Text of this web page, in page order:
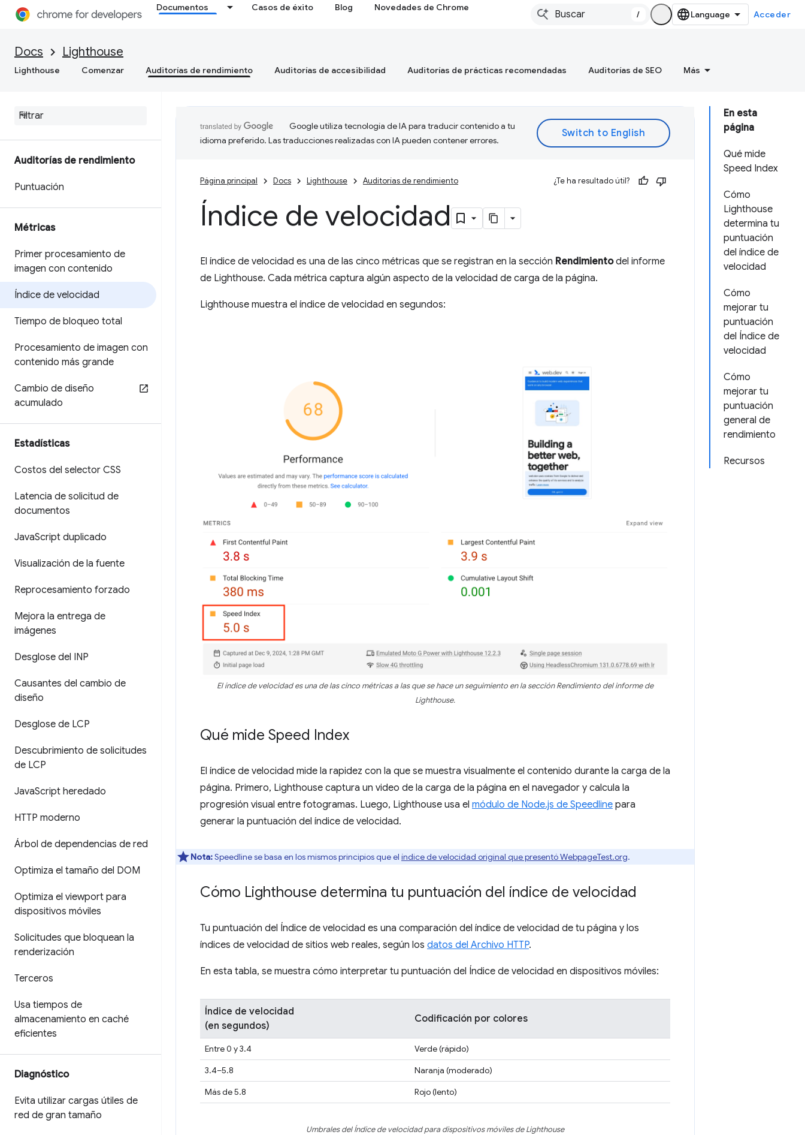
Documentos Casos de éxito Blog Novedades de Chrome
/ Acceder
Docs Lighthouse
Lighthouse Comenzar Auditorías de rendimiento Auditorías de accesibilidad Auditorías de prácticas recomendadas Auditorías de SEO Más
Auditorías de rendimiento
Puntuación
Métricas
Primer procesamiento de
imagen con contenido
Índice de velocidad
Tiempo de bloqueo total
Procesamiento de imagen con
contenido más grande
Cambio de diseño
acumulado
Estadísticas
Costos del selector CSS
Latencia de solicitud de
documentos
JavaScript duplicado
Visualización de la fuente
Reprocesamiento forzado
Mejora la entrega de
imágenes
Desglose del INP
Causantes del cambio de
diseño
Desglose de LCP
Descubrimiento de solicitudes
de LCP
JavaScript heredado
HTTP moderno
Árbol de dependencias de red
Optimiza el tamaño del DOM
Optimiza el viewport para
dispositivos móviles
Solicitudes que bloquean la
renderización
Terceros
Usa tiempos de
almacenamiento en caché
eficientes
Diagnóstico
Evita utilizar cargas útiles de
red de gran tamaño
En esta
página
Qué mide
Speed Index
Cómo
Lighthouse
determina tu
puntuación
del índice de
velocidad
Cómo
mejorar tu
puntuación
del Índice de
velocidad
Cómo
mejorar tu
puntuación
general de
rendimiento
Recursos
Google utiliza tecnología de IA para traducir contenido a tu
idioma preferido. Las traducciones realizadas con IA pueden contener errores.
Página principal Docs Lighthouse Auditorías de rendimiento ¿Te ha resultado útil?
Índice de velocidad
El índice de velocidad es una de las cinco métricas que se registran en la sección Rendimientodel informe
de Lighthouse. Cada métrica captura algún aspecto de la velocidad de carga de la página.
Lighthouse muestra el índice de velocidad en segundos:
El índice de velocidad es una de las cinco métricas a las que se hace un seguimiento en la secciónRendimiento del informe de
Lighthouse.
Qué mide Speed Index
El índice de velocidad mide la rapidez con la que se muestra visualmente el contenido durante la carga de la
página. Primero, Lighthouse captura un video de la carga de la página en el navegador y calcula la
progresión visual entre fotogramas. Luego, Lighthouse usa el módulo de Node.js de Speedline para
generar la puntuación del índice de velocidad.
Nota:Speedline se basa en los mismos principios que el índice de velocidad original que presentó WebpageTest.org.
Cómo Lighthouse determina tu puntuación del índice de velocidad
Tu puntuación del Índice de velocidad es una comparación del índice de velocidad de tu página y los
índices de velocidad de sitios web reales, según los datos del Archivo HTTP.
En esta tabla, se muestra cómo interpretar tu puntuación del Índice de velocidad en dispositivos móviles:
Índice de velocidad
(en segundos)
Codificación por colores
Entre 0 y 3.4
Verde (rápido)
3.4–5.8
Naranja (moderado)
Más de 5.8
Rojo (lento)
Umbrales del Índice de velocidad para dispositivos móviles de Lighthouse